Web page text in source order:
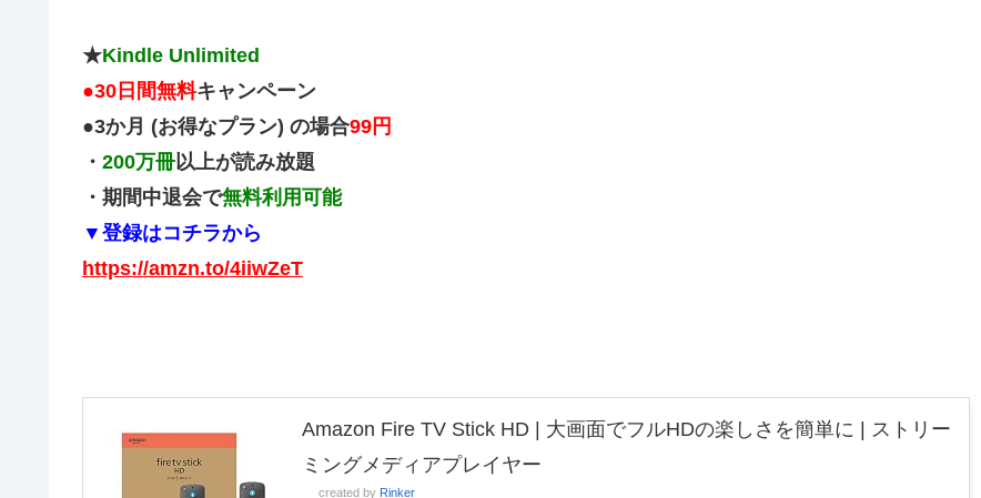
★Kindle Unlimited
●30日間無料キャンペーン
●3か月 (お得なプラン) の場合99円
・ 200万冊以上が読み放題
・期間中退会で無料利用可能
▼登録はコチラから
https://amzn.to/4iiwZeT
Amazon Fire TV Stick HD | 大画面でフルHDの楽しさを簡単に | ストリー
ミングメディアプレイヤー
created by Rinker